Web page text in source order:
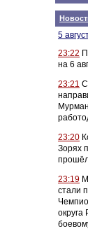
5
23:22
на 6
23:21
23:20
Зорях
23:19
стали
округа